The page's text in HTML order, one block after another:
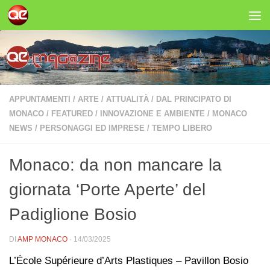
Salta al contenuto
APPUNTAMENTI / ARTE / ATTUALITÀ / DAL PRINCIPATO DI
MONACO / FEATURED / INNOVAZIONE E AMBIENTE / MONACO
NEWS / PERSONAGGI ED IMPRESE / TEMPO LIBERO
Monaco: da non mancare la
giornata ‘Porte Aperte’ del
Padiglione Bosio
DI AMP MONACO · 14/03/2025
L’École Supérieure d’Arts Plastiques – Pavillon Bosio